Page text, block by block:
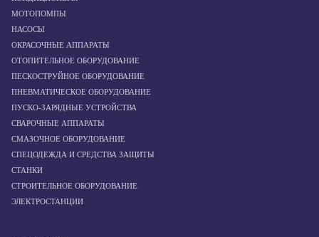
МОТОПОМПЫ
НАСОСЫ
ОКРАСОЧНЫЕ АППАРАТЫ
ОТОПИТЕЛЬНОЕ ОБОРУДОВАНИЕ
ПЕСКОСТРУЙНОЕ ОБОРУДОВАНИЕ
ПНЕВМАТИЧЕСКОЕ ОБОРУДОВАНИЕ
ПУСКО-ЗАРЯДНЫЕ УСТРОЙСТВА
СВАРОЧНЫЕ АППАРАТЫ
СМАЗОЧНОЕ ОБОРУДОВАНИЕ
СПЕЦОДЕЖДА И СРЕДСТВА ЗАЩИТЫ
СТАНКИ
СТРОИТЕЛЬНОЕ ОБОРУДОВАНИЕ
ЭЛЕКТРОСТАНЦИИ